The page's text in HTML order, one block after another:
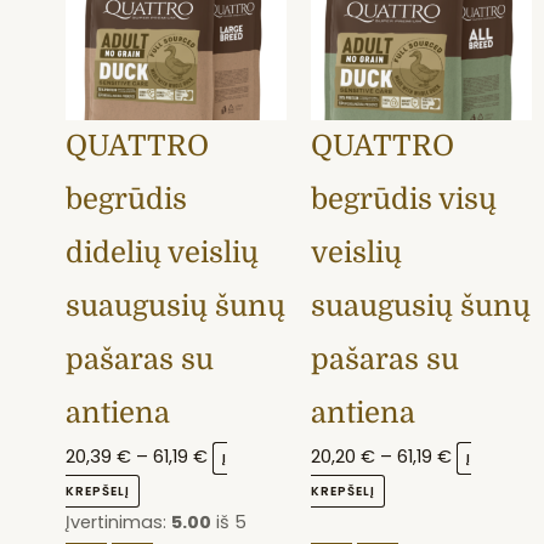
QUATTRO
begrūdis
didelių veislių
suaugusių šunų
pašaras su
antiena
20,39 € – 61,19 €
61,19 €
Į
KREPŠELĮ
variants.
The
options
may
be
on
the
product
page
Įvertinimas: 5.00 iš 5
QUATTRO
begrūdis visų
veislių
suaugusių šunų
pašaras su
antiena
20,20 € – 61,19 €
61,19 €
Į
KREPŠELĮ
variants.
The
options
may
be
on
the
product
page